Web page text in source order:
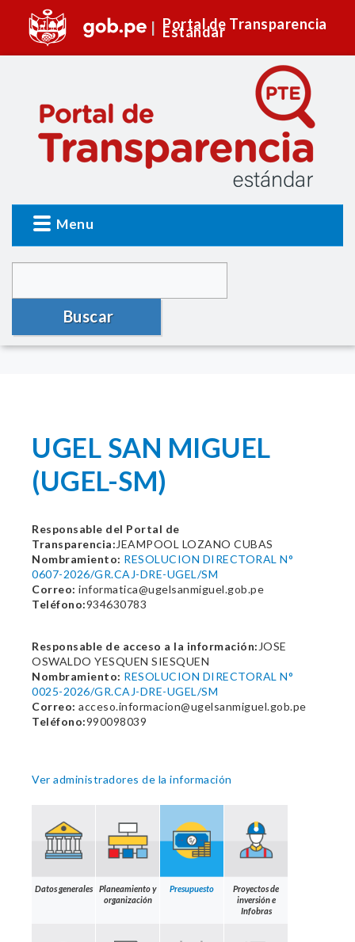
Portal de Transparencia
Estándar
Menu
Buscar
UGEL SAN MIGUEL
(UGEL-SM)
Responsable del Portal de
Transparencia: JEAMPOOL LOZANO CUBAS
Nombramiento: RESOLUCION DIRECTORAL N°
0607-2026/GR.CAJ-DRE-UGEL/SM
Correo: informatica@ugelsanmiguel.gob.pe
Teléfono:934630783
Responsable de acceso a la información: JOSE
OSWALDO YESQUEN SIESQUEN
Nombramiento: RESOLUCION DIRECTORAL N°
0025-2026/GR.CAJ-DRE-UGEL/SM
Correo: acceso.informacion@ugelsanmiguel.gob.pe
Teléfono:990098039
Ver administradores de la información
Datos generales
Planeamiento y
organización
Presupuesto
Proyectos de
inversión e
Infobras